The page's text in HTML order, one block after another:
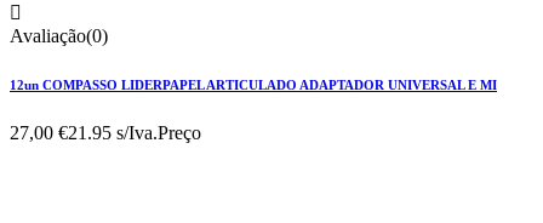

Avaliação(0)
12un COMPASSO LIDERPAPEL ARTICULADO ADAPTADOR UNIVERSAL E MI
27,00 €21.95 s/Iva.Preço